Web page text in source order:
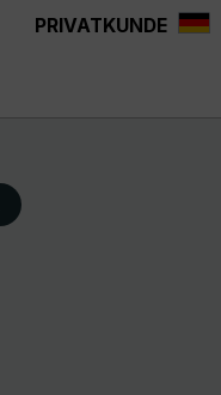
PRIVATKUNDE